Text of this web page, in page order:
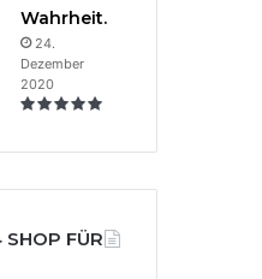
Wahrheit.
24.
Dezember
2020
FÜR